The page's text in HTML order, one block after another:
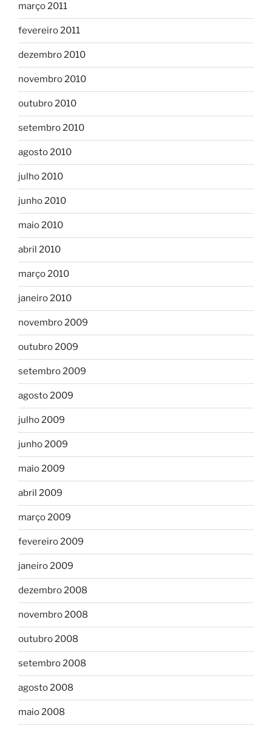
março 2011
fevereiro 2011
dezembro 2010
novembro 2010
outubro 2010
setembro 2010
agosto 2010
julho 2010
junho 2010
maio 2010
abril 2010
março 2010
janeiro 2010
novembro 2009
outubro 2009
setembro 2009
agosto 2009
julho 2009
junho 2009
maio 2009
abril 2009
março 2009
fevereiro 2009
janeiro 2009
dezembro 2008
novembro 2008
outubro 2008
setembro 2008
agosto 2008
maio 2008